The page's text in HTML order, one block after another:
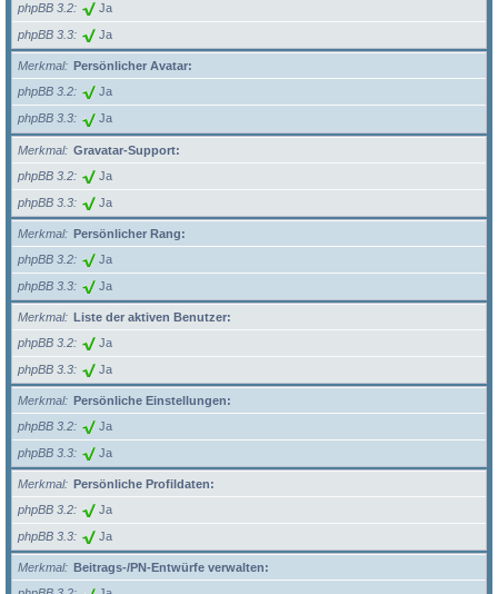
phpBB 3.2
Ja
phpBB 3.3 Ja
Merkmal
Persönlicher Avatar:
phpBB 3.2
Ja
phpBB 3.3 Ja
Merkmal
Gravatar-Support:
phpBB 3.2
Ja
phpBB 3.3 Ja
Merkmal
Persönlicher Rang:
phpBB 3.2
Ja
phpBB 3.3 Ja
Merkmal
Liste der aktiven Benutzer:
phpBB 3.2
Ja
phpBB 3.3 Ja
Merkmal
Persönliche Einstellungen:
phpBB 3.2
Ja
phpBB 3.3 Ja
Merkmal
Persönliche Profildaten:
phpBB 3.2
Ja
phpBB 3.3 Ja
Merkmal
Beitrags-/PN-Entwürfe verwalten: